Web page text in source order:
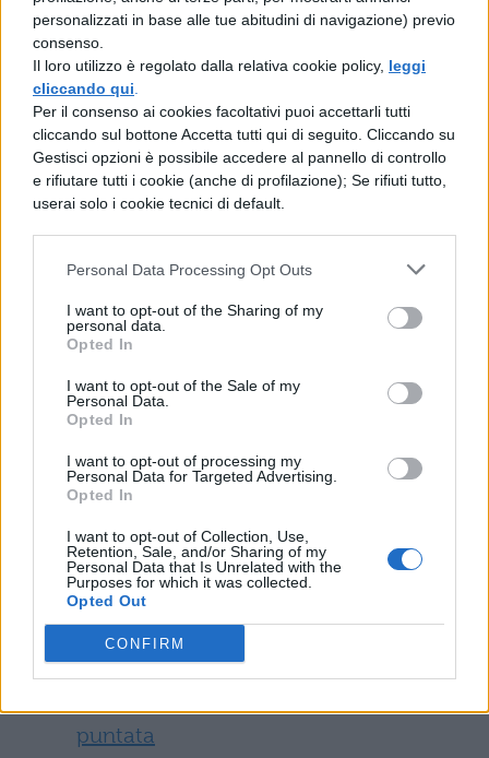
personalizzati in base alle tue abitudini di navigazione) previo
consenso.
Il loro utilizzo è regolato dalla relativa cookie policy, leggi
cliccando qui
Per il consenso ai cookies facoltativi puoi accettarli tutti
cliccando sul bottone Accetta tutti qui di seguito. Cliccando su
Gestisci opzioni è possibile accedere al pannello di controllo
e rifiutare tutti i cookie (anche di profilazione); Se rifiuti tutto,
userai solo i cookie tecnici di default.
Personal Data Processing Opt Outs
I want to opt-out of the Sharing of my
personal data.
Opted In
I want to opt-out of the Sale of my
Personal Data.
Opted In
I want to opt-out of processing my
Personal Data for Targeted Advertising.
Opted In
I want to opt-out of Collection, Use,
Retention, Sale, and/or Sharing of my
Personal Data that Is Unrelated with the
Purposes for which it was collected.
Opted Out
CONFIRM
altre a seguire. La prima e la seconda
stagione sono disponibili su
se avete un abbonamento Sky correte
subito a vedere gli episodi che vi siete persi!
Clicca qui invece se vuoi vedere la seconda
stagione: Gomorra 2 streaming: dove
Quindi ragazzi cosa aspettate? Tra una
puntata e l’altra dell’ultima serie potete
benissimo ritornare indietro nel tempo per
la primissima puntata di Gomorra vi ha
Pietro, Genny, Imma e Ciro vi aspettano per
rivivere insieme i primi momenti che hanno
segnato in tutto e per tutto la vita dei
protagonisti!
Non perderti:
puntata